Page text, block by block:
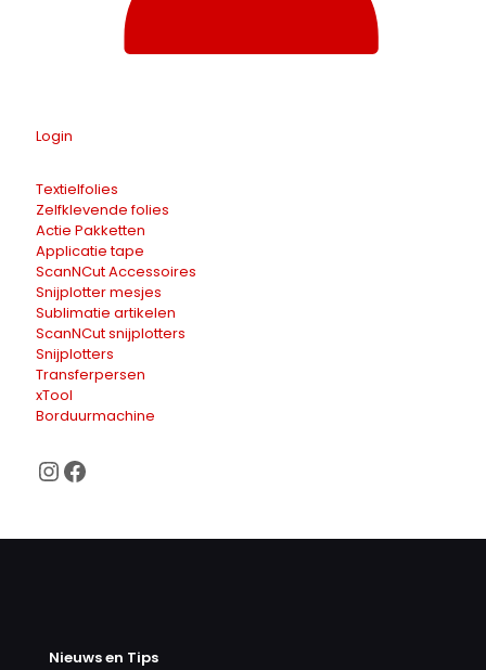
Login
Textielfolies
Zelfklevende folies
Actie Pakketten
Applicatie tape
ScanNCut Accessoires
Snijplotter mesjes
Sublimatie artikelen
ScanNCut snijplotters
Snijplotters
Transferpersen
xTool
Borduurmachine
Instagram
Facebook
Nieuws en Tips